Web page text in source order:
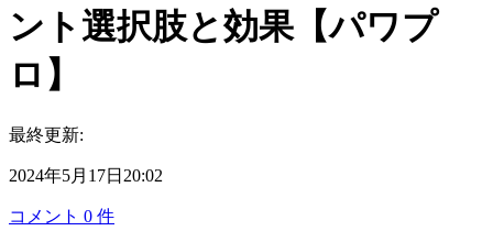
ント選択肢と効果【パワプ
ロ】
最終更新:
2024年5月17日20:02
コメント 0 件